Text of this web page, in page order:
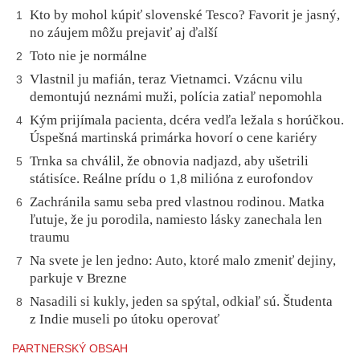
1
Kto by mohol kúpiť slovenské Tesco? Favorit je jasný,
no záujem môžu prejaviť aj ďalší
2 Toto nie je normálne
3
Vlastnil ju mafián, teraz Vietnamci. Vzácnu vilu
demontujú neznámi muži, polícia zatiaľ nepomohla
4 Kým prijímala pacienta, dcéra vedľa ležala s horúčkou.
Úspešná martinská primárka hovorí o cene kariéry
5
Trnka sa chválil, že obnovia nadjazd, aby ušetrili
státisíce. Reálne prídu o 1,8 milióna z eurofondov
6
Zachránila samu seba pred vlastnou rodinou. Matka
ľutuje, že ju porodila, namiesto lásky zanechala len
traumu
7
Na svete je len jedno: Auto, ktoré malo zmeniť dejiny,
parkuje v Brezne
8
Nasadili si kukly, jeden sa spýtal, odkiaľ sú. Študenta
z Indie museli po útoku operovať
PARTNERSKÝ OBSAH